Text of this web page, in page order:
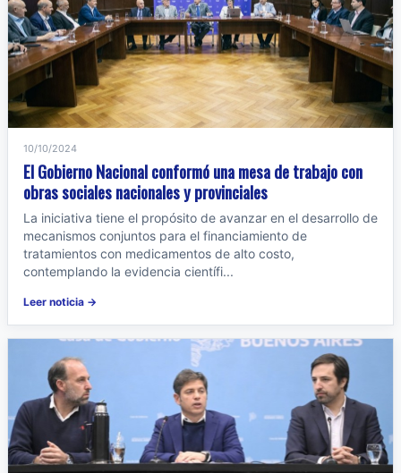
10/10/2024
El Gobierno Nacional conformó una mesa de trabajo con
obras sociales nacionales y provinciales
La iniciativa tiene el propósito de avanzar en el desarrollo de
mecanismos conjuntos para el financiamiento de
tratamientos con medicamentos de alto costo,
contemplando la evidencia científi...
Leer noticia →